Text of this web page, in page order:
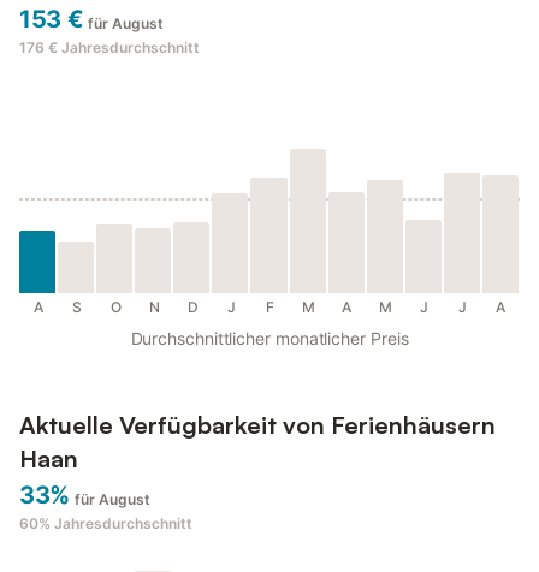
153 € für August
176 € Jahresdurchschnitt
A S O N D J F M A M J J A
Durchschnittlicher monatlicher Preis
Aktuelle Verfügbarkeit von Ferienhäusern
Haan
33% für August
60% Jahresdurchschnitt